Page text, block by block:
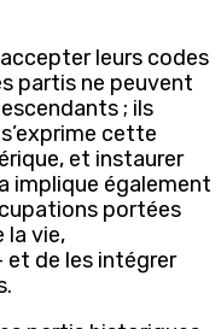
leurs codes
partis ne peuvent
; ils
cette
et instaurer
implique également
portées
la vie,
et de les intégrer